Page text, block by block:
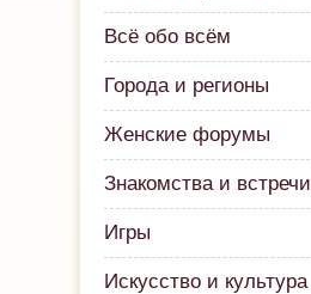
Всё обо всём
Города и регионы
Женские форумы
Знакомства и встречи
Игры
Искусство и культура